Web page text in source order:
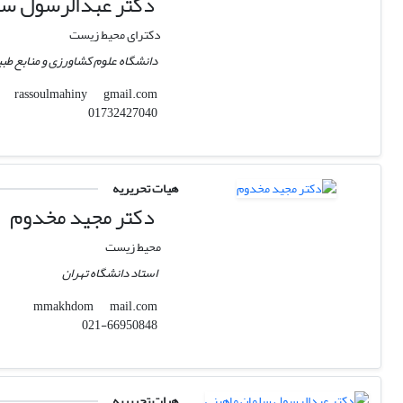
دکترای محیط زیست
دانشگاه علوم کشاورزی و منابع
rassoulmahiny
gmail.com
01732427040
هیات تحریریه
دکتر مجید مخدوم
محیط زیست
استاد دانشگاه تهران
mmakhdom
mail.com
021-66950848